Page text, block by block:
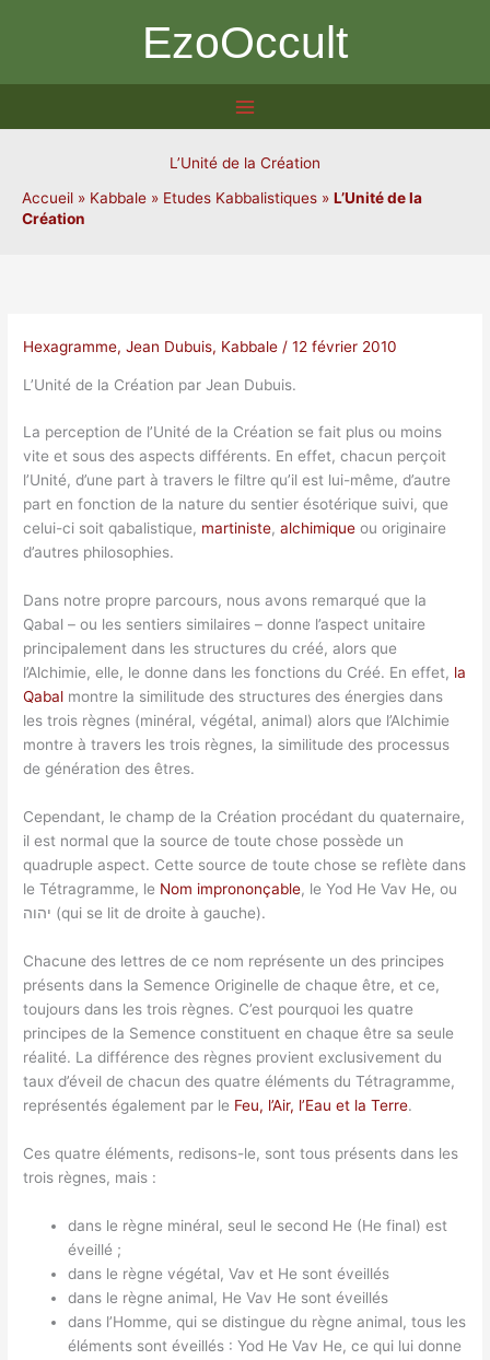
EzoOccult
L’Unité de la Création
Accueil » Kabbale » Etudes Kabbalistiques » L’Unité de la
Création
Hexagramme,Jean Dubuis, Kabbale /12 février 2010
L’Unité de la Création par Jean Dubuis.
La perception de l’Unité de la Création se fait plus ou moins
vite et sous des aspects différents. En effet, chacun perçoit
l’Unité, d’une part à travers le filtre qu’il est lui-même, d’autre
part en fonction de la nature du sentier ésotérique suivi, que
celui-ci soit qabalistique, martiniste,alchimique ou originaire
d’autres philosophies.
Dans notre propre parcours, nous avons remarqué que la
Qabal – ou les sentiers similaires – donne l’aspect unitaire
principalement dans les structures du créé, alors que
l’Alchimie, elle, le donne dans les fonctions du Créé. En effet, la
Qabal montre la similitude des structures des énergies dans
les trois règnes (minéral, végétal, animal) alors que l’Alchimie
montre à travers les trois règnes, la similitude des processus
de génération des êtres.
Cependant, le champ de la Création procédant du quaternaire,
il est normal que la source de toute chose possède un
quadruple aspect. Cette source de toute chose se reflète dans
le Tétragramme, le Nom imprononçable, le Yod He Vav He, ou
יהוה (qui se lit de droite à gauche).
Chacune des lettres de ce nom représente un des principes
présents dans la Semence Originelle de chaque être, et ce,
toujours dans les trois règnes. C’est pourquoi les quatre
principes de la Semence constituent en chaque être sa seule
réalité. La différence des règnes provient exclusivement du
taux d’éveil de chacun des quatre éléments du Tétragramme,
représentés également par le Feu, l’Air, l’Eau et la Terre.
Ces quatre éléments, redisons-le, sont tous présents dans les
trois règnes, mais :
dans le règne minéral, seul le second He (He final) est
éveillé ;
dans le règne végétal, Vav et He sont éveillés
dans le règne animal, He Vav He sont éveillés
dans l’Homme, qui se distingue du règne animal, tous les
éléments sont éveillés : Yod He Vav He, ce qui lui donne